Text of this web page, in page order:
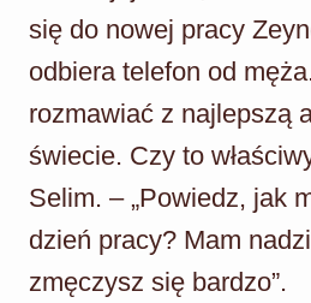
się do nowej pracy
odbiera telefon od
rozmawiać z najlepszą
świecie. Czy to
Selim. – „Powiedz, jak
dzień pracy? Mam
zmęczysz się bardzo”.